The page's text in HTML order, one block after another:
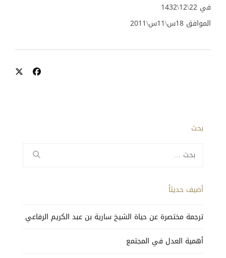
في 22\12\1432
الموافق 18س\11س\2011
بحث
عن:
أضيف حديثاً
ترجمة مختصرة عن حياة الشيخ سارية بن عبد الكريم الرفاعي
أهمية العدل في المجتمع